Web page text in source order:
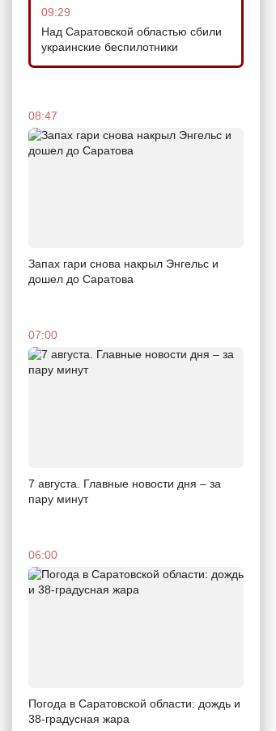
09:29
Над Саратовской областью сбили
украинские беспилотники
08:47
Запах гари снова накрыл Энгельс и
дошел до Саратова
07:00
7 августа. Главные новости дня – за
пару минут
06:00
Погода в Саратовской области: дождь и
38-градусная жара